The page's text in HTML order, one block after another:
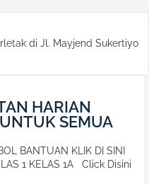
di Jl. Mayjend Sukertiyo
HARIAN
SEMUA
BANTUAN KLIK DI SINI
1 KELAS 1A Click Disini